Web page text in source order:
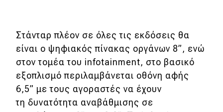
Σταθμοί φόρτισης
Classic
Νέα
Στάνταρ πλέον σε όλες τις εκδόσεις θα
είναι ο ψηφιακός πίνακας οργάνων 8”, ενώ
στον τομέα του infotainment, στο βασικό
εξοπλισμό περιλαμβάνεται οθόνη αφής
6,5” με τους αγοραστές να έχουν
τη δυνατότητα αναβάθμισης σε